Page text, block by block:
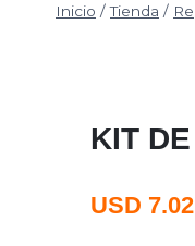
Inicio / Tienda /
KIT
USD 7.02